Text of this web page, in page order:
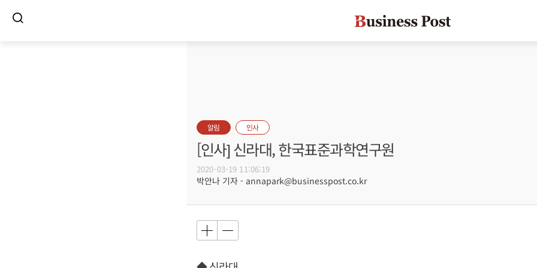
알림 인사
[인사] 신라대, 한국표준과학연구원
2020-03-19 11:06:19
박안나 기자 - annapark@businesspost.co.kr